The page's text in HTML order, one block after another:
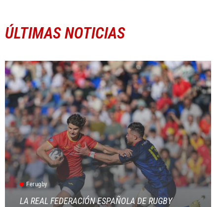
ÚLTIMAS NOTICIAS
Ferugby
LA REAL FEDERACIÓN ESPAÑOLA DE RUGBY